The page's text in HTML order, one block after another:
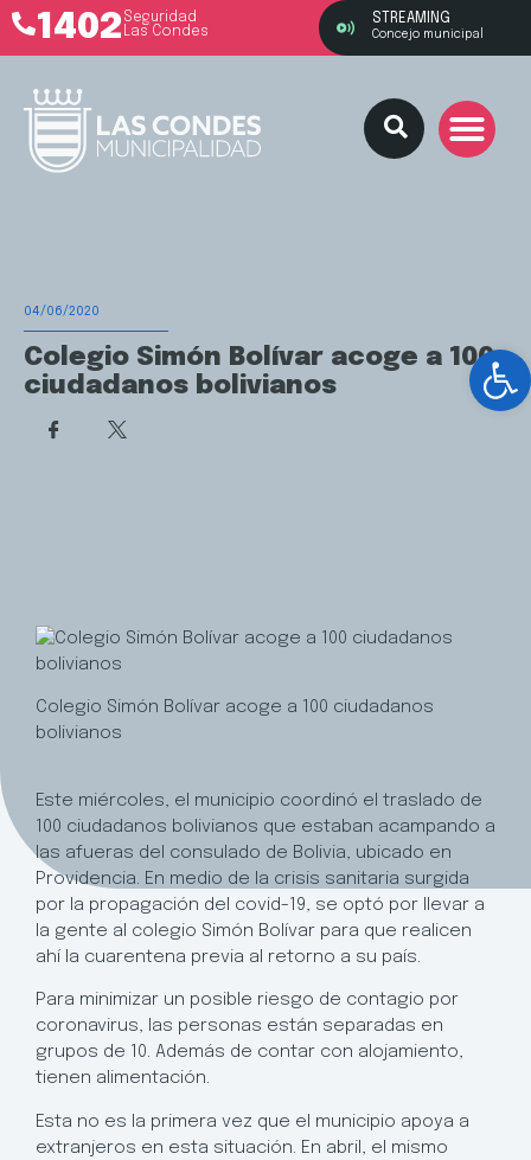
1402 Seguridad
Las Condes
STREAMING
Concejo municipal
04/06/2020
Colegio Simón Bolívar acoge a 100
ciudadanos bolivianos
Colegio Simón Bolívar acoge a 100 ciudadanos
bolivianos
Este miércoles, el municipio coordinó el traslado de
100 ciudadanos bolivianos que estaban acampando a
las afueras del consulado de Bolivia, ubicado en
Providencia. En medio de la crisis sanitaria surgida
por la propagación del covid-19, se optó por llevar a
la gente al colegio Simón Bolívar para que realicen
ahí la cuarentena previa al retorno a su país.
Para minimizar un posible riesgo de contagio por
coronavirus, las personas están separadas en
grupos de 10. Además de contar con alojamiento,
tienen alimentación.
Esta no es la primera vez que el municipio apoya a
extranjeros en esta situación. En abril, el mismo